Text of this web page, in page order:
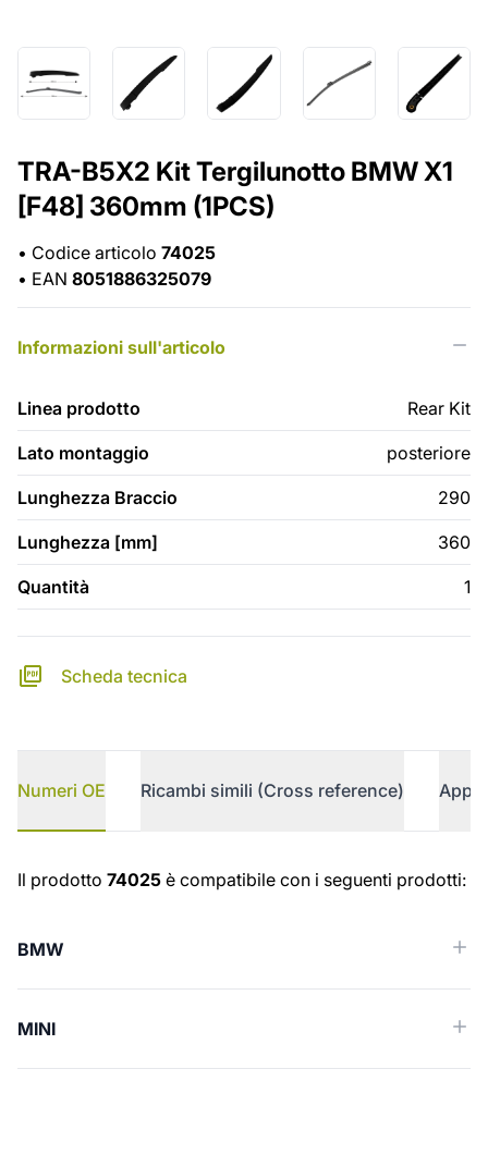
TRA-B5X2 Kit Tergilunotto BMW X1
[F48] 360mm (1PCS)
• Codice articolo 74025
• EAN 8051886325079
Informazioni sull'articolo
Linea prodotto Rear Kit
Lato montaggio posteriore
Lunghezza Braccio 290
Lunghezza [mm] 360
Quantità 1
Scheda tecnica
Numeri OE Ricambi simili (Cross reference)
Numeri OE
Il prodotto 74025 è compatibile con i seguenti prodotti:
BMW
MINI